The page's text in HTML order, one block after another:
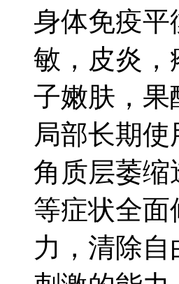
身体免疫
敏，皮炎，
子嫩肤，果
局部长期
角质层萎缩
等症状全面
力，清除